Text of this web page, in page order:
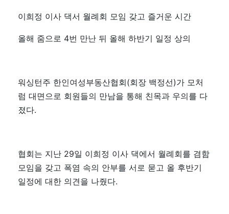
이희정 이사 댁서 월례회 모임 갖고 즐거운 시간
올해 줌으로 4번 만난 뒤 올해 하반기 일정 상의
워싱턴주 한인여성부동산협회(회장 백정선)가 모처
럼 대면으로 회원들의 만남을 통해 친목과 우의를 다
졌다.
협회는 지난 29일 이희정 이사 댁에서 월례회를 겸함
모임을 갖고 폭염 속의 안부를 서로 묻고 올 후반기
일정에 대한 의견을 나줬다.